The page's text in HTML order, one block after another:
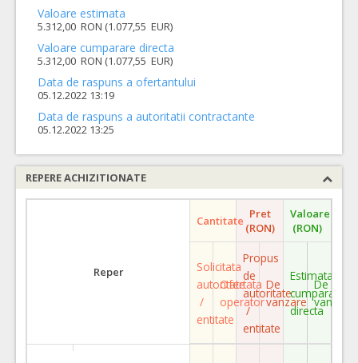
Valoare estimata
5.312,00 RON (1.077,55 EUR)
Valoare cumparare directa
5.312,00 RON (1.077,55 EUR)
Data de raspuns a ofertantului
05.12.2022 13:19
Data de raspuns a autoritatii contractante
05.12.2022 13:25
REPERE ACHIZITIONATE
Reper
Cantitate Pret
(RON)
Valoare
(RON)
Solicitata
autoritate
/
entitate
Ofertata
operator
Propus
de
autoritate
/
entitate
De
vanzare
Estimata
cumparare
directa
De
vanzare